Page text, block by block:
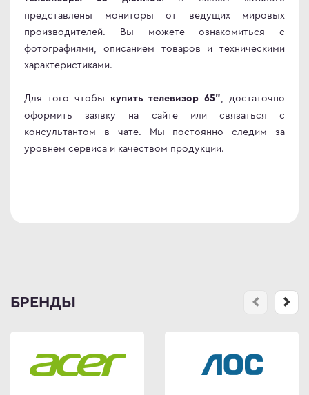
представлены мониторы от ведущих мировых
производителей. Вы можете ознакомиться с
фотографиями, описанием товаров и техническими
характеристиками.
Для того чтобы купить телевизор 65"
, достаточно
оформить заявку на сайте или связаться с
консультантом в чате. Мы постоянно следим за
уровнем сервиса и качеством продукции.
БРЕНДЫ